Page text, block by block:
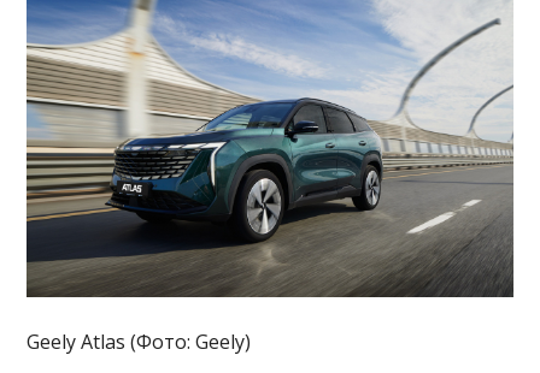
Geely Atlas (Фото: Geely)